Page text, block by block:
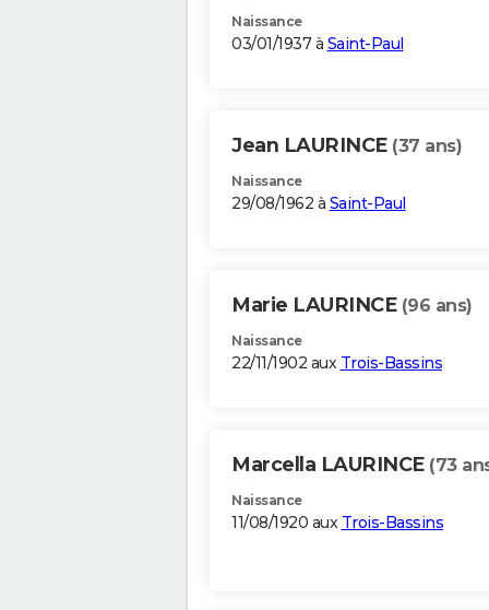
Naissance
03/01/1937 à Saint-Paul
Jean LAURINCE (37 ans)
Naissance
29/08/1962 à Saint-Paul
Marie LAURINCE (96 ans)
Naissance
22/11/1902 aux Trois-Bassins
Marcella LAURINCE (73
Naissance
11/08/1920 aux Trois-Bassins